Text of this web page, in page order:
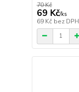
70 Kč
69 Kč/ks
69 Kč bez DPH